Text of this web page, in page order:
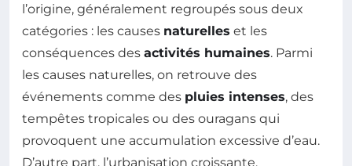
l’origine, généralement regroupés sous deux
catégories : les causes naturelles et les
conséquences des activités humaines. Parmi
les causes naturelles, on retrouve des
événements comme des pluies intenses, des
tempêtes tropicales ou des ouragans qui
provoquent une accumulation excessive d’eau.
D’autre part, l’urbanisation croissante,